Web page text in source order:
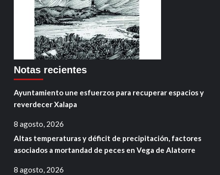
Notas recientes
Ayuntamiento une esfuerzos para recuperar espacios y
reverdecer Xalapa
8 agosto, 2026
Altas temperaturas y déficit de precipitación, factores
asociados a mortandad de peces en Vega de Alatorre
8 agosto, 2026